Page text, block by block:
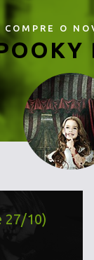
COMPRE O
27/10)